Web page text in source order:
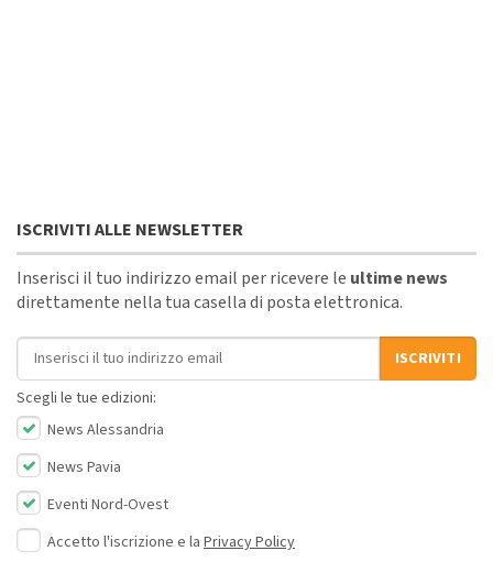
ISCRIVITI ALLE NEWSLETTER
Inserisci il tuo indirizzo email per ricevere le ultime news
direttamente nella tua casella di posta elettronica.
Indirizzo email
ISCRIVITI
Scegli le tue edizioni:
News Alessandria
News Pavia
Eventi Nord-Ovest
Accetto l'iscrizione e la Privacy Policy